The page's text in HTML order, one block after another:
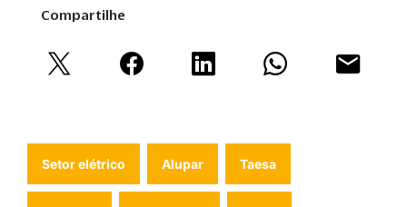
Compartilhe
Setor elétrico Alupar Taesa